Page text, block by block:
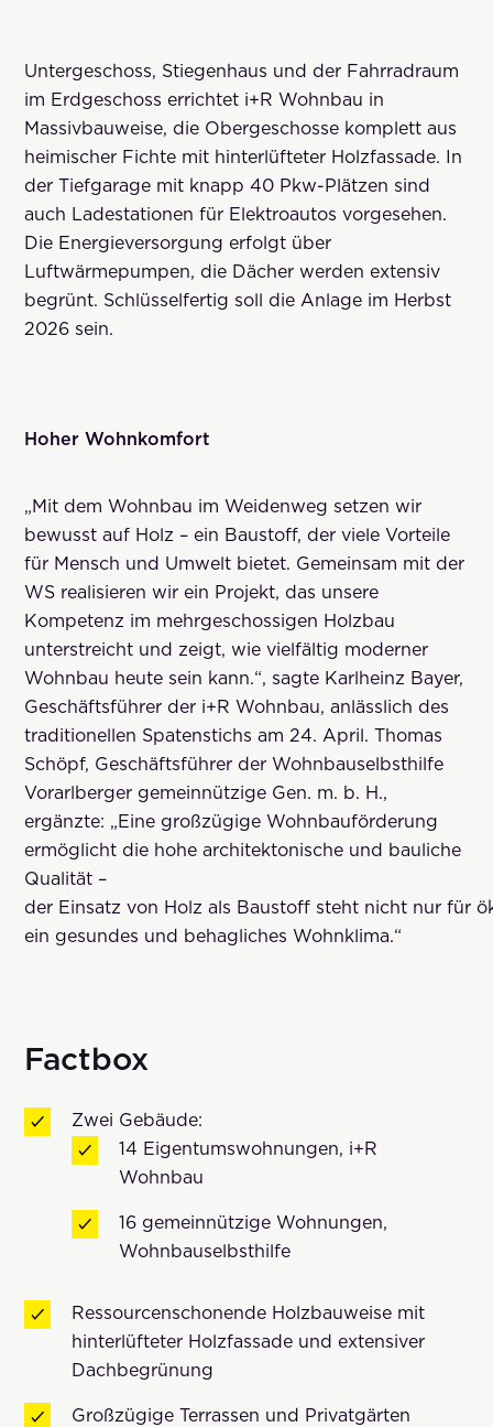
Untergeschoss, Stiegenhaus und der Fahrradraum
im Erdgeschoss errichtet i+R Wohnbau in
Massivbauweise, die Obergeschosse komplett aus
heimischer Fichte mit hinterlüfteter Holzfassade. In
der Tiefgarage mit knapp 40 Pkw-Plätzen sind
auch Ladestationen für Elektroautos vorgesehen.
Die Energieversorgung erfolgt über
Luftwärmepumpen, die Dächer werden extensiv
begrünt. Schlüsselfertig soll die Anlage im Herbst
2026 sein.
Hoher Wohnkomfort
„Mit dem Wohnbau im Weidenweg setzen wir
bewusst auf Holz – ein Baustoff, der viele Vorteile
für Mensch und Umwelt bietet. Gemeinsam mit der
WS realisieren wir ein Projekt, das unsere
Kompetenz im mehrgeschossigen Holzbau
unterstreicht und zeigt, wie vielfältig moderner
Wohnbau heute sein kann.“, sagte Karlheinz Bayer,
Geschäftsführer der i+R Wohnbau, anlässlich des
traditionellen Spatenstichs am 24. April. Thomas
Schöpf, Geschäftsführer der Wohnbauselbsthilfe
Vorarlberger gemeinnützige Gen. m. b. H.,
ergänzte: „Eine großzügige Wohnbauförderung
ermöglicht die hohe architektonische und bauliche
Qualität –
der Einsatz von Holz als Baustoff steht nicht nur für
ein gesundes und behagliches Wohnklima.“
Factbox
Zwei Gebäude:
14 Eigentumswohnungen, i+R
Wohnbau
16 gemeinnützige Wohnungen,
Wohnbauselbsthilfe
Ressourcenschonende Holzbauweise mit
hinterlüfteter Holzfassade und extensiver
Dachbegrünung
Großzügige Terrassen und Privatgärten